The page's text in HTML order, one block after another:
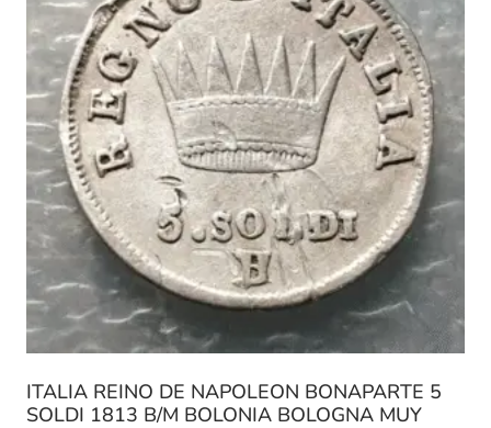
ITALIA REINO DE NAPOLEON BONAPARTE 5
SOLDI 1813 B/M BOLONIA BOLOGNA MUY